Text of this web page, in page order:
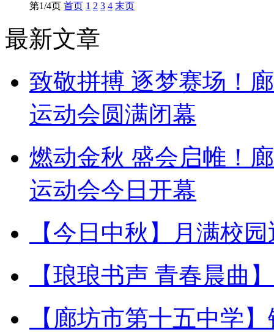
第1/4页 首页 1 2 3 4 末页
最新文章
致敬拼搏 逐梦赛场！
运动会圆满闭幕
燃动金秋 盛会启帷！
运动会今日开幕
【今日中秋】月满校
【琅琅书声 青春晨曲
【廊坊市第十五中学